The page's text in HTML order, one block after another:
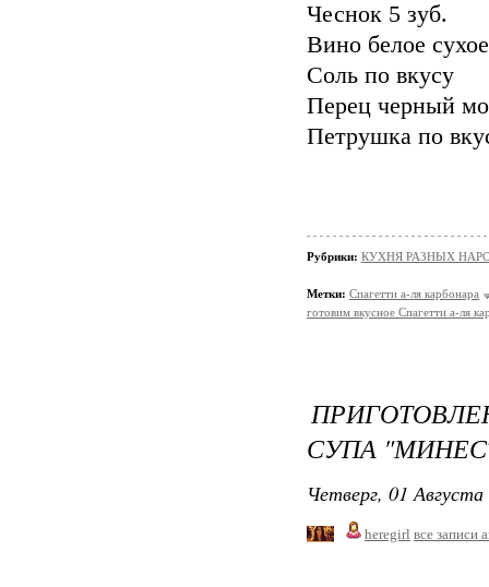
Чеснок 5 зуб.
Вино белое
Соль по вкусу
Перец черный
Петрушка по
Рубрики: КУХНЯ РАЗНЫХ
Метки: Спагетти а-ля карбонара
готовим вкусное Спагетти а-ля
СУПА
Четверг, 01
heregirl все записи